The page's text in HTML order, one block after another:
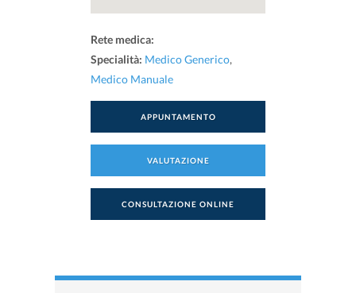
Rete medica:
Specialità: Medico Generico,
Medico Manuale
APPUNTAMENTO
VALUTAZIONE
CONSULTAZIONE ONLINE